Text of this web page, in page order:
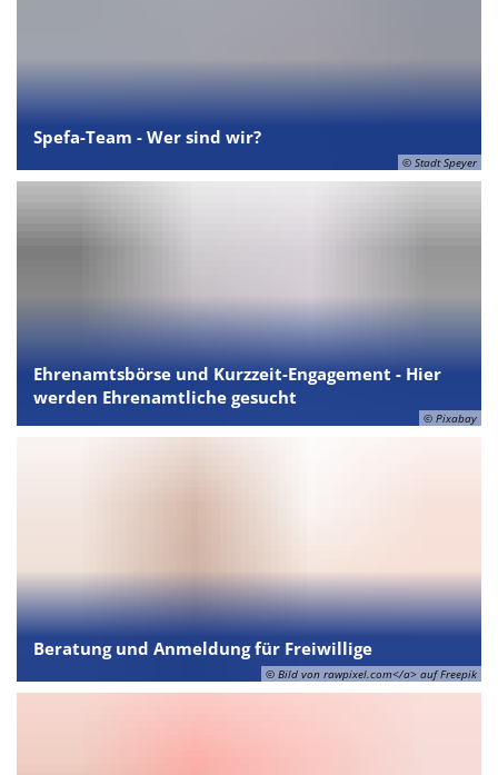
© Stadt Speyer
Spefa-Team - Wer sind wir?
© Pixabay
Ehrenamtsbörse und Kurzzeit-Engagement - Hier
werden Ehrenamtliche gesucht
© Bild von rawpixel.com</a> auf Freepik
Beratung und Anmeldung für Freiwillige